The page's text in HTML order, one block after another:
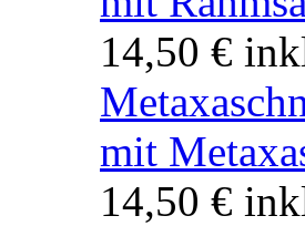
14,50 €
mit
14,50 €